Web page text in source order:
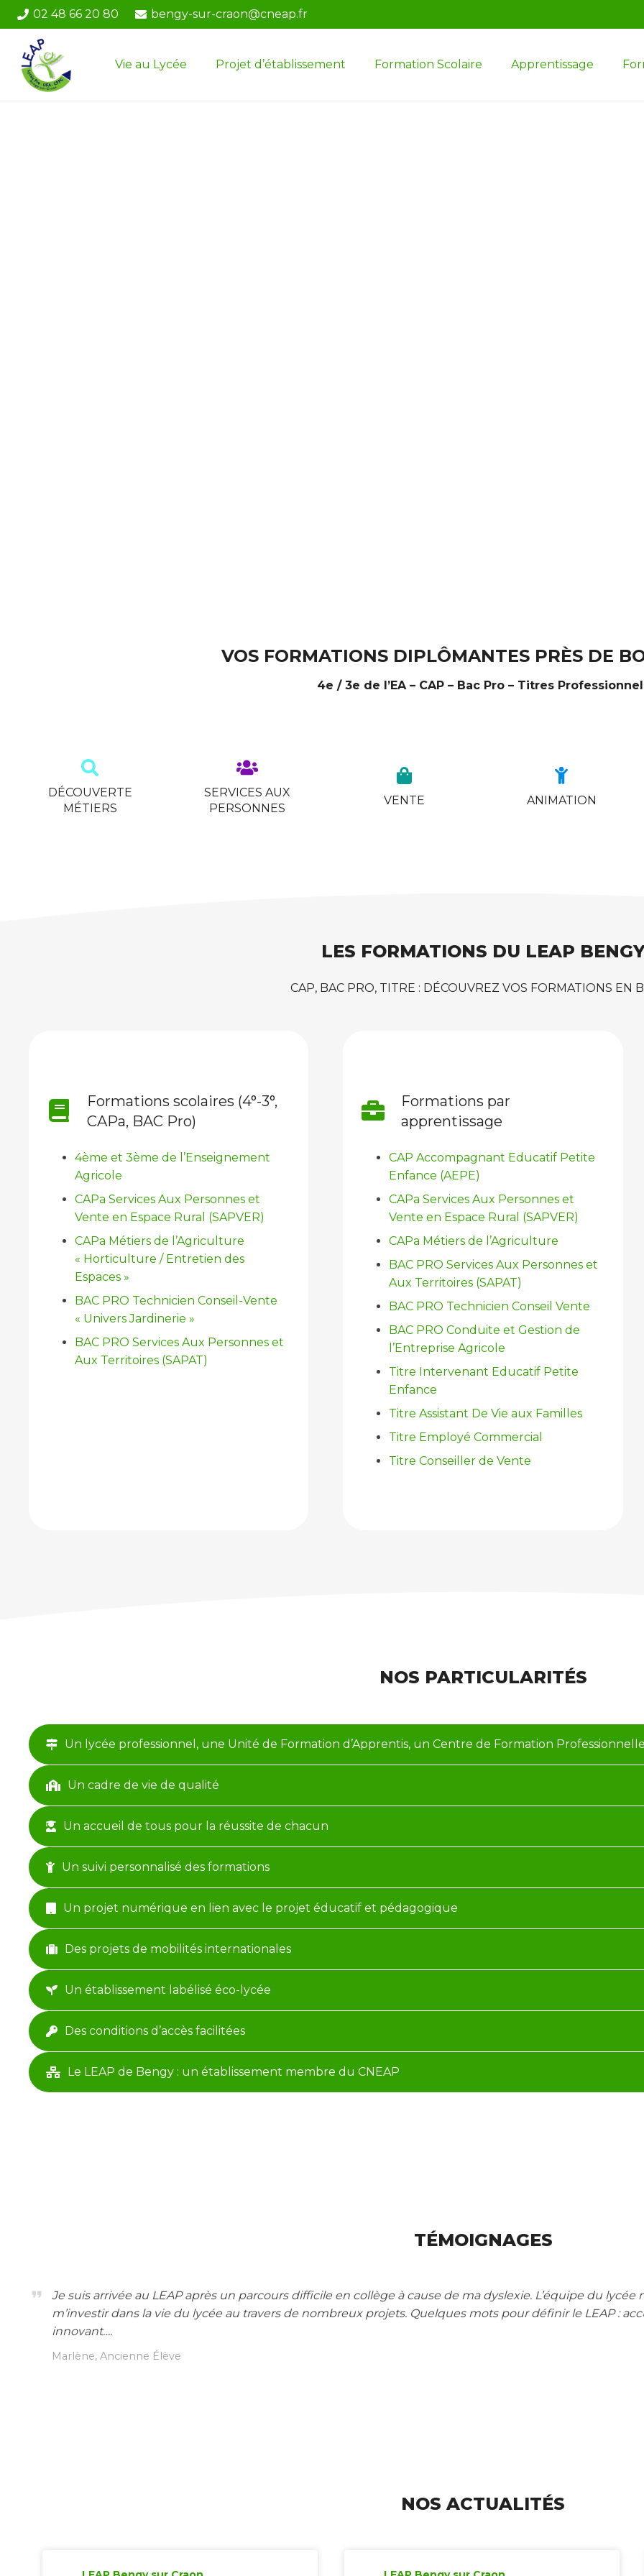
02 48 66 20 80 bengy-sur-craon@cneap.fr
Vie au Lycée Projet d’établissement Formation Scolaire Apprentissage
VOS FORMATIONS DIPLÔMANTES PRÈS DE
4e / 3e de l’EA – CAP – Bac Pro – Titres
DÉCOUVERTE
MÉTIERS
SERVICES AUX
PERSONNES
VENTE ANIMATION
LES FORMATIONS DU LEAP
CAP, BAC PRO, TITRE : DÉCOUVREZ VOS FORMATIONS EN
Formations scolaires (4°-3°,
CAPa, BAC Pro)
4ème et 3ème de l’Enseignement
Agricole
CAPa Services Aux Personnes et
Vente en Espace Rural (SAPVER)
CAPa Métiers de l’Agriculture
« Horticulture / Entretien des
Espaces »
BAC PRO Technicien Conseil-Vente
« Univers Jardinerie »
BAC PRO Services Aux Personnes et
Aux Territoires (SAPAT)
Formations par
apprentissage
CAP Accompagnant Educatif Petite
Enfance (AEPE)
CAPa Services Aux Personnes et
Vente en Espace Rural (SAPVER)
CAPa Métiers de l’Agriculture
BAC PRO Services Aux Personnes et
Aux Territoires (SAPAT)
BAC PRO Technicien Conseil Vente
BAC PRO Conduite et Gestion de
l’Entreprise Agricole
Titre Intervenant Educatif Petite
Enfance
Titre Assistant De Vie aux Familles
Titre Employé Commercial
Titre Conseiller de Vente
NOS PARTICULARITÉS
Un lycée professionnel, une Unité de Formation d’Apprentis, un Centre de Formation
Un cadre de vie de qualité
Un accueil de tous pour la réussite de chacun
Un suivi personnalisé des formations
Un projet numérique en lien avec le projet éducatif et pédagogique
Des projets de mobilités internationales
Un établissement labélisé éco-lycée
Des conditions d’accès facilitées
Le LEAP de Bengy : un établissement membre du CNEAP
TÉMOIGNAGES
format_quote
Je suis arrivée au LEAP après un parcours difficile en collège à cause de ma dyslexie. L’équipe du lycée
m’investir dans la vie du lycée au travers de nombreux projets. Quelques mots pour définir le LEAP :
innovant….
Marlène, Ancienne Élève
NOS ACTUALITÉS